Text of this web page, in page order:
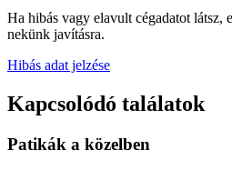
Ha hibás vagy elavult cégadatot látsz,
nekünk javításra.
Hibás adat jelzése
Kapcsolódó találatok
Patikák a közelben